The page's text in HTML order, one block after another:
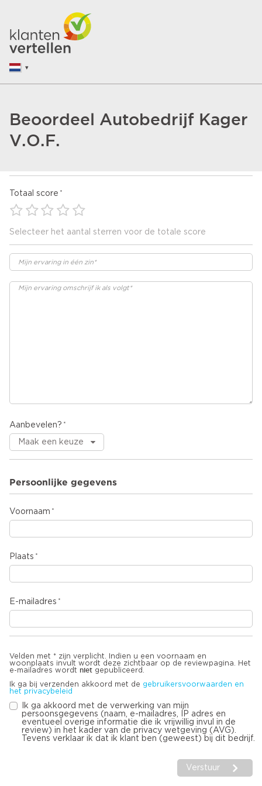
Beoordeel Autobedrijf Kager
V.O.F.
Totaal score
Selecteer het aantal sterren voor de totale score
Aanbevelen?
Persoonlijke gegevens
Voornaam
Plaats
E-mailadres
Velden met * zijn verplicht. Indien u een voornaam en
woonplaats invult wordt deze zichtbaar op de reviewpagina. Het
e-mailadres wordt niet gepubliceerd.
Ik ga bij verzenden akkoord met de gebruikersvoorwaarden en
het privacybeleid
Ik ga akkoord met de verwerking van mijn
persoonsgegevens (naam, e-mailadres, IP adres en
eventueel overige informatie die ik vrijwillig invul in de
review) in het kader van de privacy wetgeving (AVG).
Tevens verklaar ik dat ik klant ben (geweest) bij dit bedrijf.
Verstuur